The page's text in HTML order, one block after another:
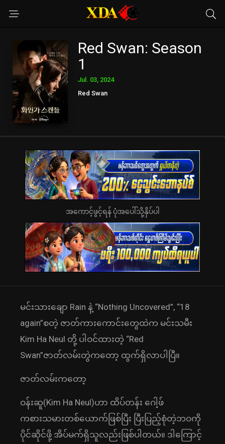
Red Swan: Season
1
Jul. 03, 2024
Red Swan
အကောင့်ဖွင့်ရန် ပုံအပေါ်သို့နှိပ်ပါ
မင်းသားချော Rain နဲ့ “Nothing Uncovered”, “18
again”စတဲ့ ဇာတ်ကားကောင်းတွေထဲက မင်းသမီး
Kim Ha Neul တို့ ပါဝင်ထားတဲ့ “Red
Swan”ဇာတ်လမ်းတွဲကတော့ ထွက်ရှိလာပါပြီ။
ဇာတ်လမ်းကတော့
ဝန်းဆူ(Kim Ha Neul)ဟာ ထိပ်တန်း ဂေါ့ဖ်
ကစားသမားတစ်ယောက်ဖြစ်ပြီး ပြီးပြည့်စုံတဲ့ဘဝကို
ပိုင်ဆိုင်ဖို့ အိပ်မက်ရှိသူလည်းဖြစ်ပါတယ်။ ဒါကြောင့်